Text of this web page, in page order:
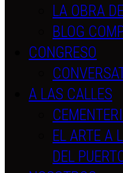
LA OBRA
BLOG
CONGRESO
A LAS CALLES
EL ARTE A
DEL